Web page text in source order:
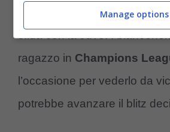
non sarà così facile per i
sfida con la Juve. I
ragazzo in Champions
l’occasione per vederlo da
potrebbe avanzare il blitz
Manage options